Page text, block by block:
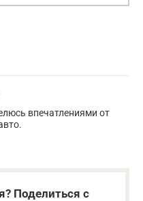
впечатлениями от
Поделиться с